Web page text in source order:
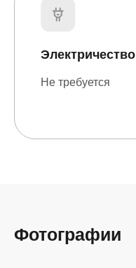
Электричество
Не требуется
Фотографии